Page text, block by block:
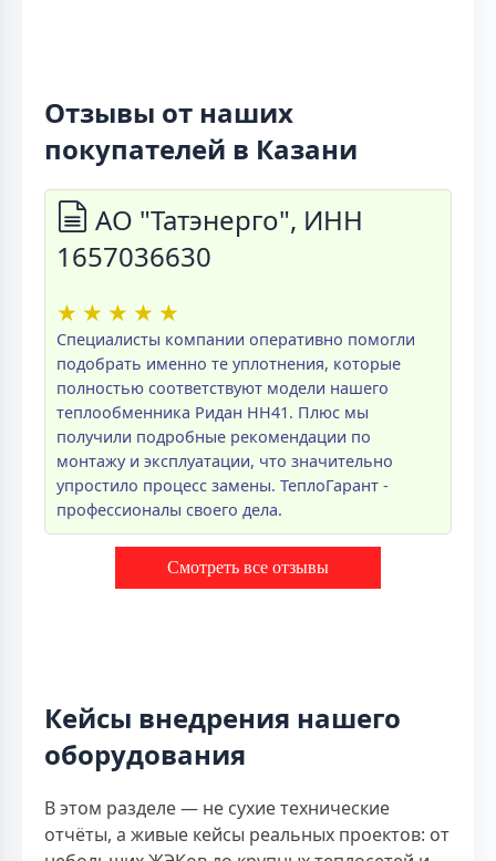
Отзывы от наших
покупателей в Казани
АО "Татэнерго", ИНН
1657036630
★ ★ ★ ★ ★
Специалисты компании оперативно помогли
подобрать именно те уплотнения, которые
полностью соответствуют модели нашего
теплообменника Ридан НН41. Плюс мы
получили подробные рекомендации по
монтажу и эксплуатации, что значительно
упростило процесс замены. ТеплоГарант -
профессионалы своего дела.
Смотреть все отзывы
Кейсы внедрения нашего
оборудования
В этом разделе — не сухие технические
отчёты, а живые кейсы реальных проектов: от